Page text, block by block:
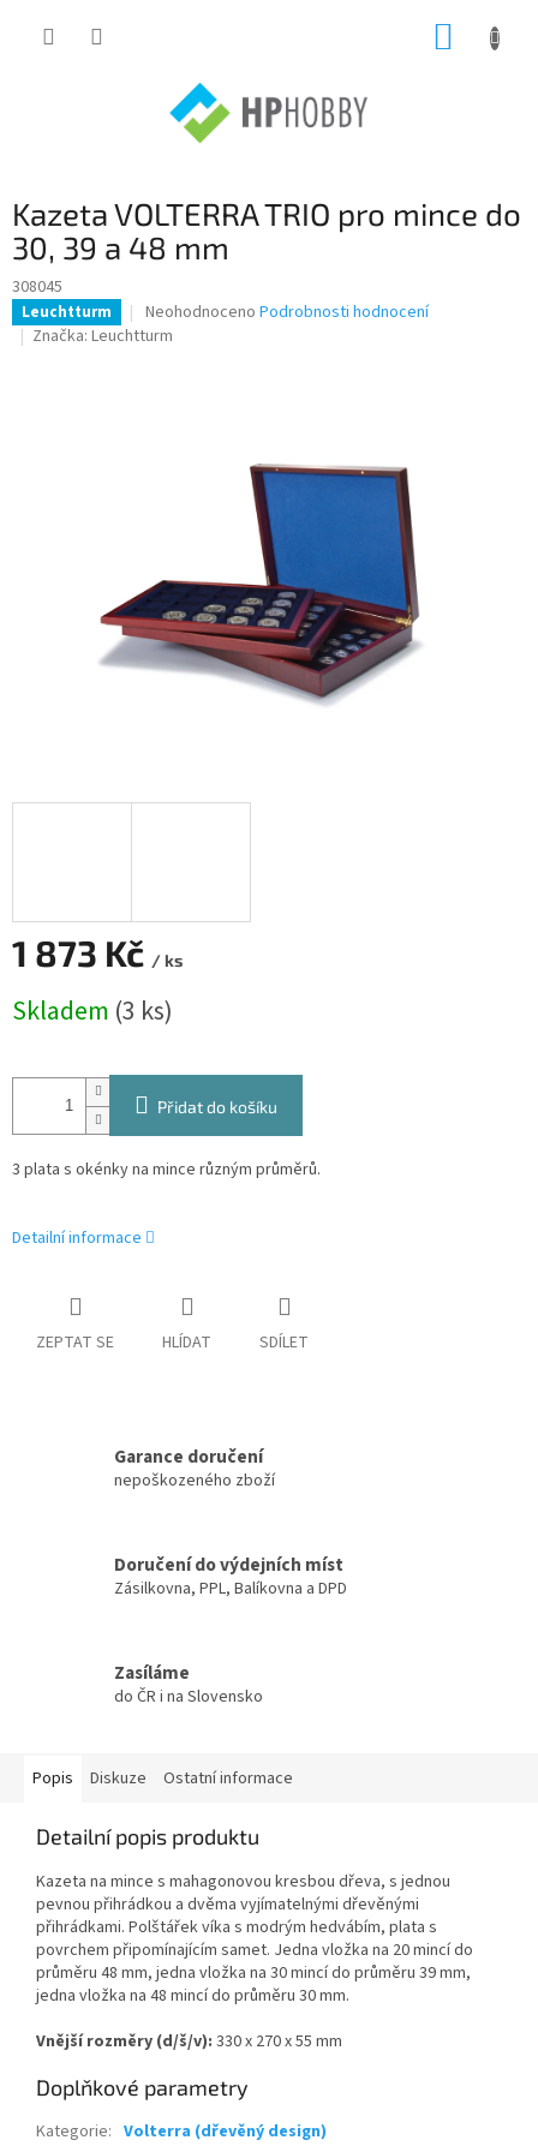
Kazeta VOLTERRA TRIO pro mince do
30, 39 a 48 mm
308045
Leuchtturm
Průměrné
hodnocení
Neohodnoceno Podrobnosti hodnocení
Značka: Leuchtturm
1 873 Kč / ks
cena:
Skladem (3 ks)
Přidat do košíku
3 plata s okénky na mince různým průměrů.
Detailní informace
ZEPTAT SE HLÍDAT SDÍLET
Garance doručení
nepoškozeného zboží
Doručení do výdejních míst
Zásilkovna, PPL, Balíkovna a DPD
Zasíláme
do ČR i na Slovensko
Popis Diskuze Ostatní informace
Detailní popis produktu
Kazeta na mince s mahagonovou kresbou dřeva, s jednou
pevnou přihrádkou a dvěma vyjímatelnými dřevěnými
přihrádkami. Polštářek víka s modrým hedvábím, plata s
povrchem připomínajícím samet. Jedna vložka na 20 mincí do
průměru 48 mm, jedna vložka na 30 mincí do průměru 39 mm,
jedna vložka na 48 mincí do průměru 30 mm.
Vnější rozměry (d/š/v): 330 x 270 x 55 mm
Doplňkové parametry
Kategorie: Volterra (dřevěný design)